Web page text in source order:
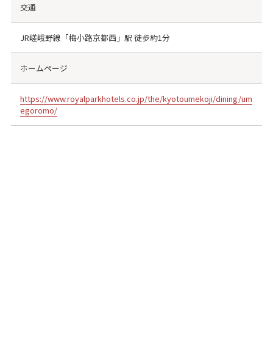
交通
JR嵯峨野線「梅小路京都西」駅 徒歩約1分
ホームページ
https://www.royalparkhotels.co.jp/the/kyotoumekoji/dining/um
egoromo/